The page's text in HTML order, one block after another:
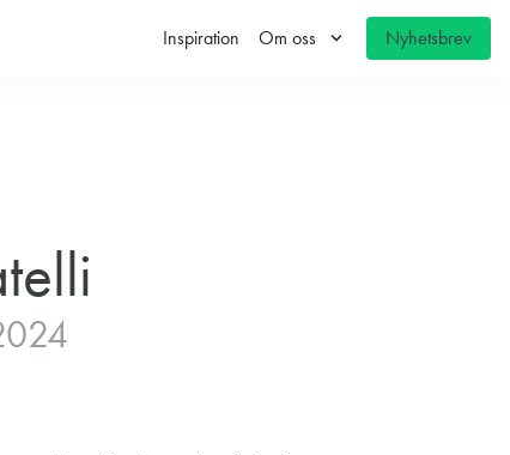
Inspiration Om oss keyboard_arrow_down Nyhetsbrev